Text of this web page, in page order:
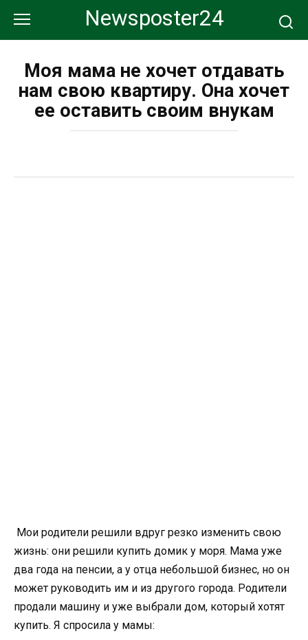
контенту
Newsposter24
Моя мама не хочет отдавать
нам свою квартиру. Она хочет
ее оставить своим внукам
Мои родители решили вдруг резко изменить свою
жизнь: они решили купить домик у моря. Мама уже
два года на пенсии, а у отца небольшой бизнес, но он
может руководить им и из другого города. Родители
продали машину и уже выбрали дом, который хотят
купить. Я спросила у мамы: